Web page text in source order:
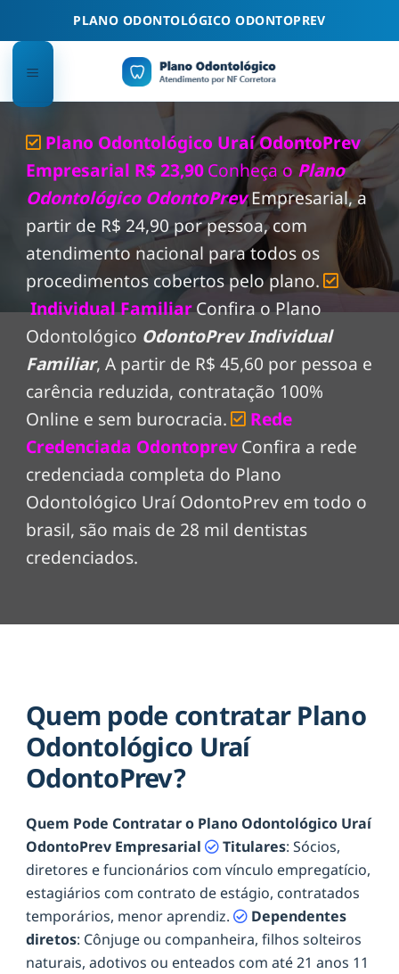
PLANO ODONTOLÓGICO ODONTOPREV
Plano Odontológico Uraí OdontoPrev
Empresarial R$ 23,90Conheça o Plano
Odontológico OdontoPrev Empresarial, a
partir de R$ 24,90 por pessoa, com
atendimento nacional para todos os
procedimentos cobertos pelo plano.
Individual FamiliarConfira o Plano
Odontológico OdontoPrev Individual
Familiar, A partir de R$ 45,60 por pessoa e
carência reduzida, contratação 100%
Online e sem burocracia.
Rede
Credenciada OdontoprevConfira a rede
credenciada completa do Plano
Odontológico Uraí OdontoPrev em todo o
brasil, são mais de 28 mil dentistas
credenciados.
Quem pode contratar Plano
Odontológico Uraí
OdontoPrev?
Quem Pode Contratar o Plano Odontológico Uraí
OdontoPrev Empresarial
Titulares: Sócios,
diretores e funcionários com vínculo empregatício,
estagiários com contrato de estágio, contratados
temporários, menor aprendiz.
Dependentes
diretos: Cônjuge ou companheira, filhos solteiros
naturais, adotivos ou enteados com até 21 anos 11